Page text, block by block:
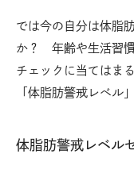
では今の自分は体脂
か？ 年齢や生活習
チェックに当てはま
「体脂肪警戒レベル」
体脂肪警戒レベル